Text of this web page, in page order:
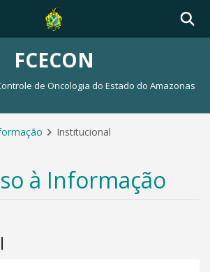
FCECON
de Oncologia do Estado do Amazonas
Institucional
à Informação